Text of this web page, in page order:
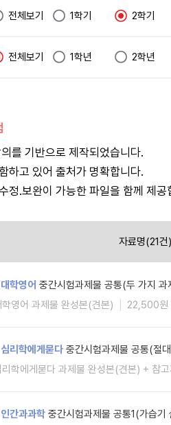
전체보기 1학기 2학기
전체보기 1학년 2학년
를 기반으로 제작되었습니다.
하고 있어 출처가 명확합니다.
정.보완이 가능한 파일을 함께 제공
자료명(21건)
대학영어 중간시험과제물 공통(두 가지
학영어 과제물 완성본(견본) 22,500원
심리학에게묻다 중간시험과제물 공통(절
리학에게묻다 과제물 완성본(견본) + 참
인간과과학 중간시험과제물 공통1(가습기